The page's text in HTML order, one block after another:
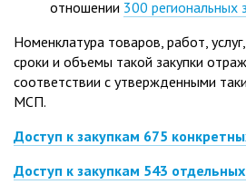
отношении 300 региональных
Номенклатура товаров, работ,
сроки и объемы такой закупки
соответствии с утвержденными
МСП.
Доступ к закупкам 675
Доступ к закупкам 543 отдельных